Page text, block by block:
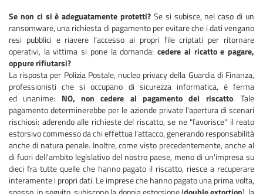
Se non ci si è adeguatamente protetti? Se si subisce, nel caso di un
ransomware, una richiesta di pagamento per evitare che i dati vengano
resi pubblici e riavere l’accesso ai propri file criptati per ritornare
operativi, la vittima si pone la domanda:cedere al ricatto e pagare,
oppure rifiutarsi?
La risposta per Polizia Postale, nucleo privacy della Guardia di Finanza,
professionisti che si occupano di sicurezza informatica, è ferma
ed unanime: NO, non cedere al pagamento del riscatto. Tale
pagamento determinerebbe per le aziende private l'apertura di scenari
rischiosi: aderendo alle richieste del riscatto, se ne "favorisce" il reato
estorsivo commesso da chi effettua l’attacco, generando responsabilità
anche di natura penale. Inoltre, come visto precedentemente, anche al
di fuori dell'ambito legislativo del nostro paese, meno di un'impresa su
dieci fra tutte quelle che hanno pagato il riscatto, riesce a recuperare
interamente i propri dati. Le imprese che hanno pagato una prima volta,